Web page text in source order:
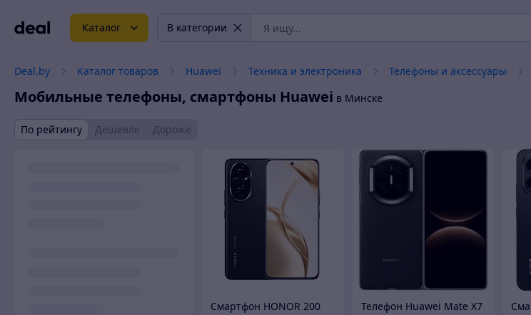
Каталог В категории
Deal.by Каталог товаров Huawei Техника и электроника Телефоны и аксессуары
Мобильные телефоны, смартфоны Huawei в Минске
По рейтингу Дешевле Дороже
Смартфон HONOR 200
Телефон Huawei Mate X7